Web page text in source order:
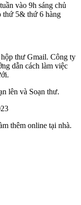
vào 9h sáng chủ
thứ 5& thứ 6 hàng
thư Gmail. Công ty
dẫn cách làm việc
lên và Soạn thư.
thêm online tại nhà.